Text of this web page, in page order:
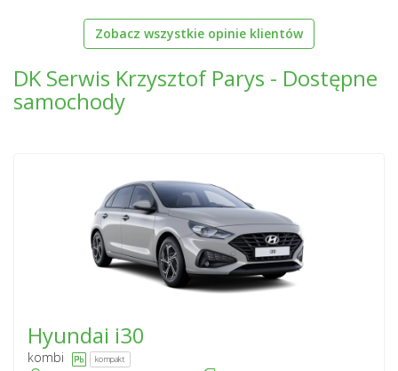
Zobacz wszystkie opinie klientów
DK Serwis Krzysztof Parys - Dostępne
samochody
Hyundai i30
kombi kompakt